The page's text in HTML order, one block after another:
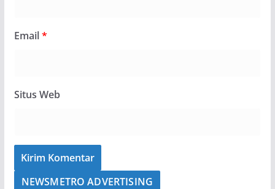
Email*
Situs Web
NEWSMETRO ADVERTISING